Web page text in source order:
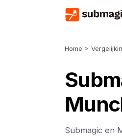
Home >
Submagic en